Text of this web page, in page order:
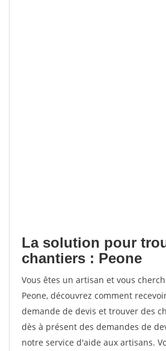
La solution pour
chantiers : Peone
Vous êtes un artisan et vous
Peone, découvrez comment
demande de devis et trouver des
dès à présent des demandes de
notre service d'aide aux artisans.